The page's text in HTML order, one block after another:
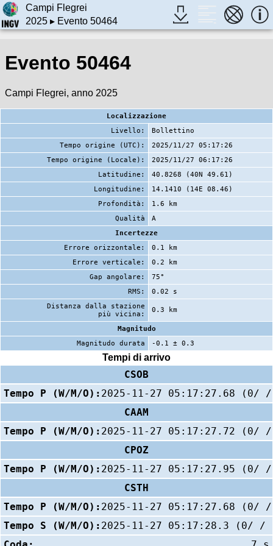
Campi Flegrei
2025▸ Evento 50464
Evento 50464
Campi Flegrei, anno 2025
Localizzazione
Livello:
Bollettino
Tempo origine (UTC):
2025/11/27 05:17:26
Tempo origine (Locale):
2025/11/27 06:17:26
Latitudine:
40.8268 (40N 49.61)
Longitudine:
14.1410 (14E 08.46)
Profondità:
1.6 km
Qualità
A
Incertezze
Errore orizzontale:
0.1 km
Errore verticale:
0.2 km
Gap angolare:
75°
RMS:
0.02 s
Distanza dalla stazione
più vicina:
0.3 km
Magnitudo
Magnitudo durata
-0.1 ± 0.3
Tempi di arrivo
CSOB
Tempo P (W/M/O): 2025-11-27 05:17:27.68 (0/
CAAM
Tempo P (W/M/O): 2025-11-27 05:17:27.72 (0/
CPOZ
Tempo P (W/M/O): 2025-11-27 05:17:27.95 (0/
CSTH
Tempo P (W/M/O): 2025-11-27 05:17:27.68 (0/
Tempo S (W/M/O): 2025-11-27 05:17:28.3 (0/ /